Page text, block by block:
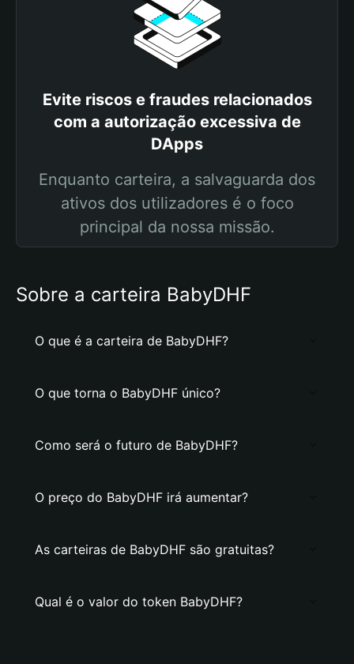
Evite riscos e fraudes relacionados
com a autorização excessiva de
DApps
Enquanto carteira, a salvaguarda dos
ativos dos utilizadores é o foco
principal da nossa missão.
Sobre a carteira BabyDHF
O que é a carteira de BabyDHF?
O que torna o BabyDHF único?
Como será o futuro de BabyDHF?
O preço do BabyDHF irá aumentar?
As carteiras de BabyDHF são gratuitas?
Qual é o valor do token BabyDHF?